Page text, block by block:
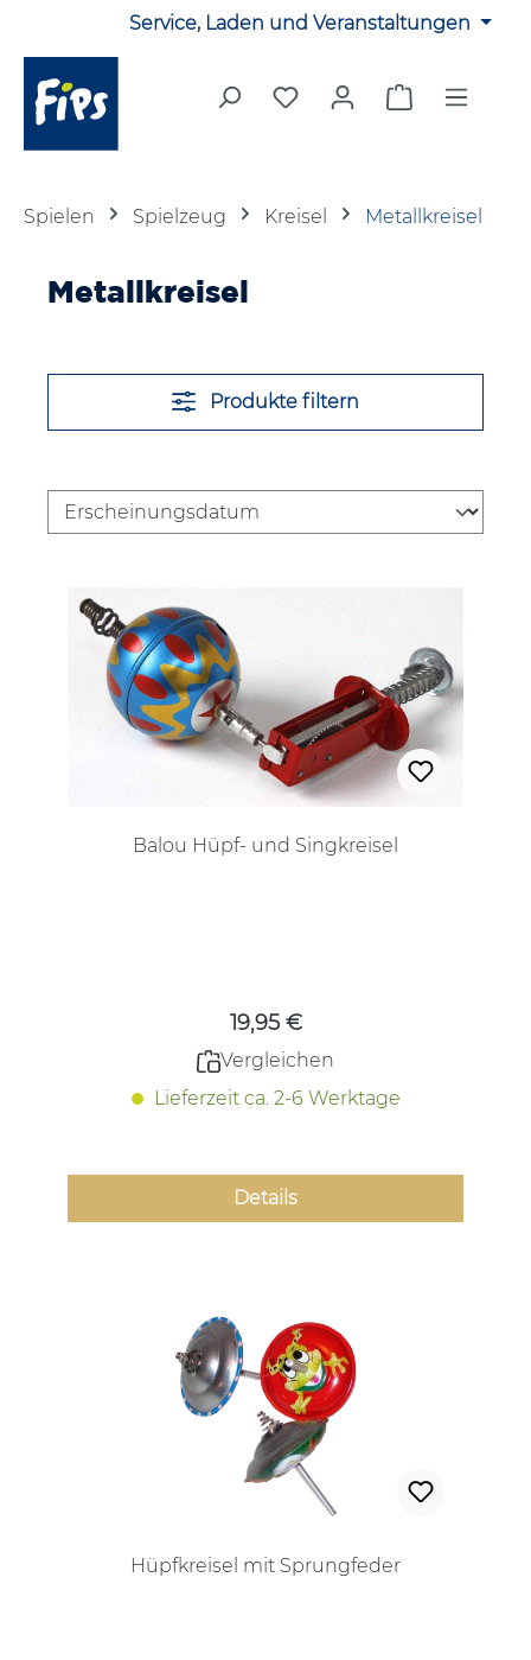
Zum Hauptinhalt springenService, Laden und Veranstaltungen
Du hast 0 Produkte auf
Warenkorb
Spielen Spielzeug Kreisel Metallkreisel
Metallkreisel
Produkte filtern
Balou Hüpf- und Singkreisel
19,95 €
Vergleichen
Lieferzeit ca. 2-6 Werktage
Details
Hüpfkreisel mit Sprungfeder